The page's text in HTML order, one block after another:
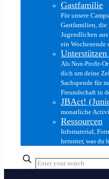
Gastfamilie
Für unsere
Gastfamilien,
Jugendlichen
ein Wochenende
Als Non-Profit-
dich um deine
Sachspende für
Freundschaft in
JBAct!
monatliche
Ressourcen
Infomaterial,
herunter, was du